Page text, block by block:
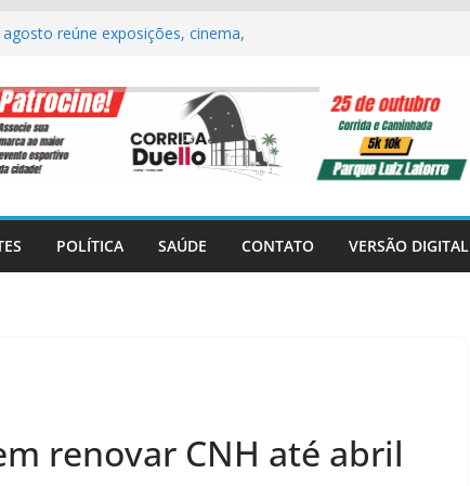
reúne exposições, cinema,
do Homem-Aranha, sessão especial de
para toda a família movimentam o
Mall
deve começar na infância, alerta
POLÍTICA SAÚDE CONTATO VERSÃO DIGITAL
renovar CNH até abril